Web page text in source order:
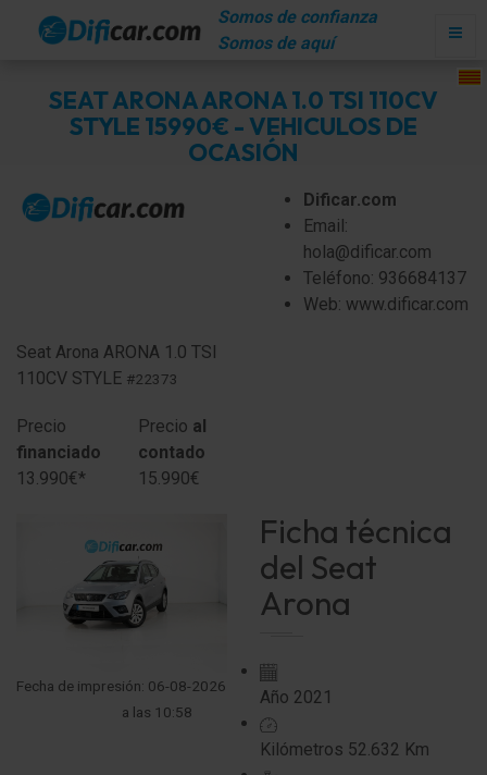
Somos de confianza
Somos de aquí
SEAT ARONA ARONA 1.0 TSI 110CV
STYLE 15990€ - VEHICULOS DE
OCASIÓN
Dificar.com
Email:
hola@dificar.com
Teléfono: 936684137
Web: www.dificar.com
Seat Arona ARONA 1.0 TSI
110CV STYLE #22373
Precio
financiado
13.990€*
Precio al
contado
15.990€
Fecha de impresión: 06-08-2026
a las 10:58
Ficha técnica
del Seat
Arona
Año 2021
Kilómetros 52.632 Km